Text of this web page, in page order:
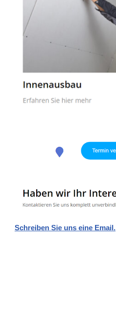
Schreiben Sie uns eine Email.